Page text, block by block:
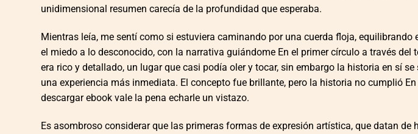
unidimensional resumen carecía de la profundidad que esperaba.
Mientras leía, me sentí como si estuviera caminando por una cuerda floja,
el miedo a lo desconocido, con la narrativa guiándome En el primer círculo a través del
era rico y detallado, un lugar que casi podía oler y tocar, sin embargo la historia en sí
una experiencia más inmediata. El concepto fue brillante, pero la historia no cumplió
descargar ebook vale la pena echarle un vistazo.
Es asombroso considerar que las primeras formas de expresión artística, que datan de